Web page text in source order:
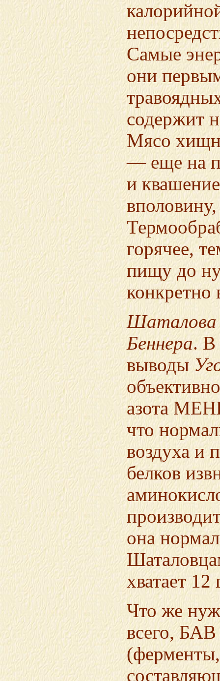
Самые
они
содержит
Мясо
— еще на
и
горячее,
пищу до
конкретно
Шаталова
Беннера. В
выводы
азота
что
воздуха и
белков
она
хватает 12
Что же
всего,